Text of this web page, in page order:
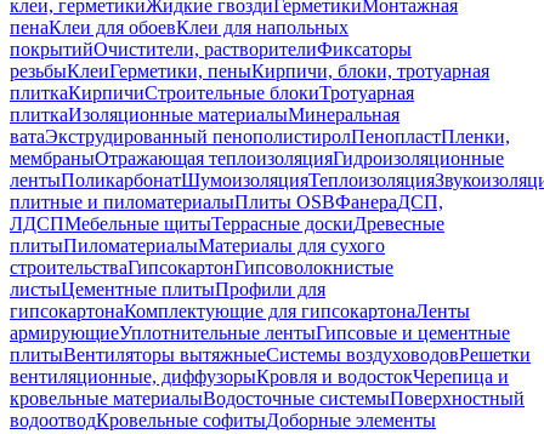
клеи, герметикиЖидкие гвоздиГерметикиМонтажная
пенаКлеи для обоевКлеи для напольных
покрытийОчистители, растворителиФиксаторы
резьбыКлеиГерметики, пеныКирпичи, блоки, тротуарная
плиткаКирпичиСтроительные блокиТротуарная
плиткаИзоляционные материалыМинеральная
ватаЭкструдированный пенополистиролПенопластПленки,
мембраныОтражающая теплоизоляцияГидроизоляционные
лентыПоликарбонатШумоизоляцияТеплоизоляция
плитные и пиломатериалыПлиты OSBФанераДСП,
ЛДСПМебельные щитыТеррасные доскиДревесные
плитыПиломатериалыМатериалы для сухого
строительстваГипсокартонГипсоволокнистые
листыЦементные плитыПрофили для
гипсокартонаКомплектующие для гипсокартонаЛенты
армирующиеУплотнительные лентыГипсовые и цементные
плитыВентиляторы вытяжныеСистемы воздуховодовРешетки
вентиляционные, диффузорыКровля и водостокЧерепица и
кровельные материалыВодосточные системыПоверхностный
водоотводКровельные софитыДоборные элементы